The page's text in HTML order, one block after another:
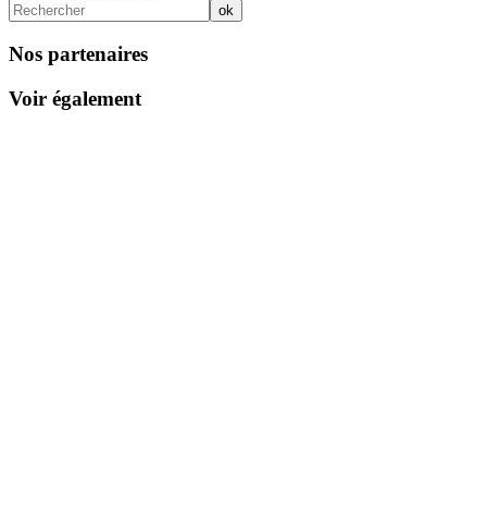
Nos partenaires
Voir également